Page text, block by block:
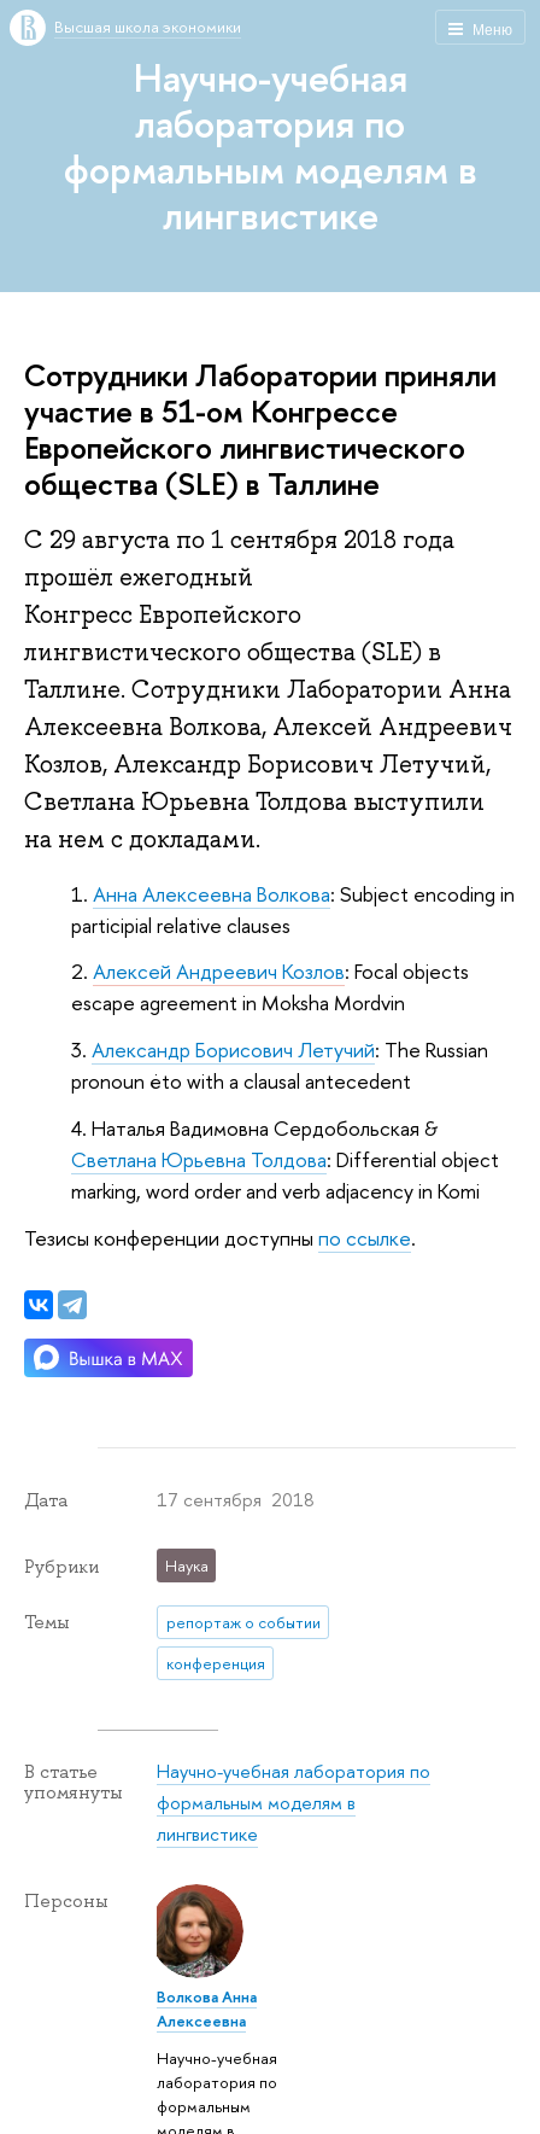
Меню
Высшая школа экономики
Научно-учебная
лаборатория по
формальным моделям в
лингвистике
Сотрудники Лаборатории приняли
участие в 51-ом Конгрессе
Европейского лингвистического
общества (SLE) в Таллине
С 29 августа по 1 сентября 2018 года
прошёл ежегодный
Конгресс Европейского
лингвистического общества (SLE) в
Таллине. Сотрудники Лаборатории Анна
Алексеевна Волкова, Алексей Андреевич
Козлов, Александр Борисович Летучий,
Светлана Юрьевна Толдова выступили
на нем с докладами.
Анна Алексеевна Волкова: Subject encoding in
participial relative clauses
Алексей Андреевич Козлов: Focal objects
escape agreement in Moksha Mordvin
Александр Борисович Летучий: The Russian
pronoun ėto with a clausal antecedent
Наталья Вадимовна Сердобольская &
Светлана Юрьевна Толдова: Differential object
marking, word order and verb adjacency in Komi
Тезисы конференции доступны по ссылке.
Дата 17 сентября 2018
Рубрики Наука
Темы
репортаж о событии
конференция
В статье
упомянуты
Научно-учебная лаборатория по
формальным моделям в
лингвистике
Персоны
Волкова Анна
Алексеевна
Научно-учебная
лаборатория по
формальным